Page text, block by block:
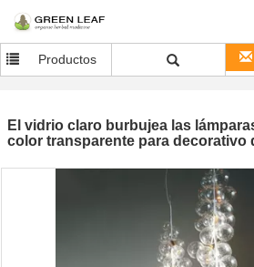
Productos
El vidrio claro burbujea las
color transparente para decorativo